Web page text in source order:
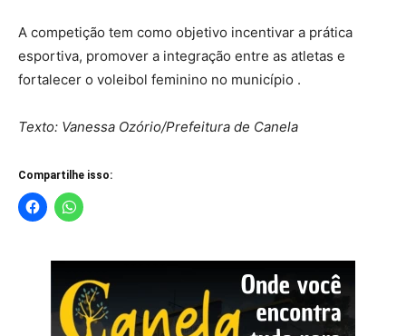
A competição tem como objetivo incentivar a prática
esportiva, promover a integração entre as atletas e
fortalecer o voleibol feminino no município .
Texto: Vanessa Ozório/Prefeitura de Canela
Compartilhe isso: